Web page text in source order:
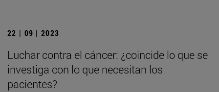
22 | 09 | 2023
Luchar contra el cáncer: ¿coincide lo que se
investiga con lo que necesitan los
pacientes?